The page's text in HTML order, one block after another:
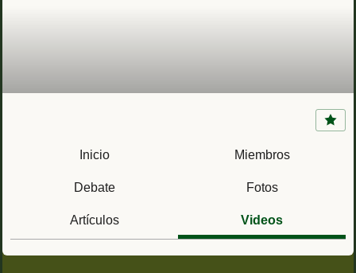
Inicio Miembros
Debate Fotos
Artículos Videos